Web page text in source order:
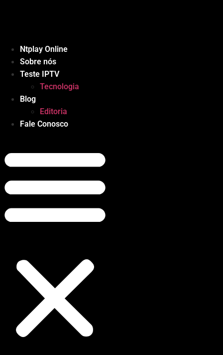
Ntplay Online
Sobre nós
Teste IPTV
Tecnologia
Blog
Editoria
Fale Conosco